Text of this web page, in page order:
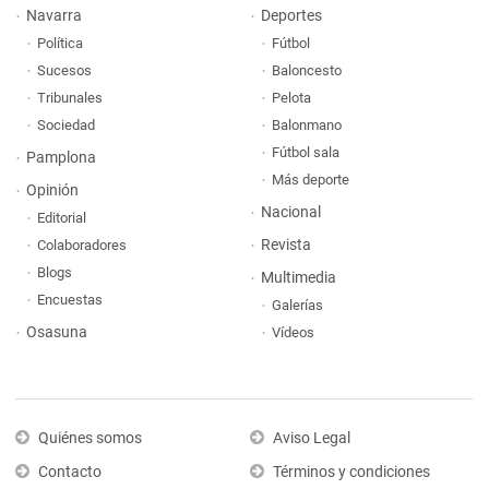
Navarra
Política
Sucesos
Tribunales
Sociedad
Pamplona
Opinión
Editorial
Colaboradores
Blogs
Encuestas
Osasuna
Deportes
Fútbol
Baloncesto
Pelota
Balonmano
Fútbol sala
Más deporte
Nacional
Revista
Multimedia
Galerías
Vídeos
Quiénes somos
Contacto
Aviso Legal
Términos y condiciones